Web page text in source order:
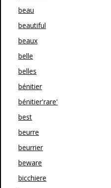
beau
beautiful
beaux
belle
belles
bénitier
bénitier'rare'
best
beurre
beurrier
beware
bicchiere